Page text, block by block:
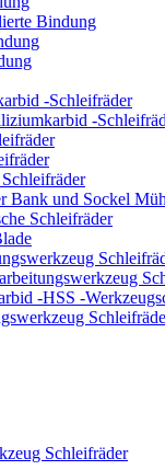
Bindung
-Schleifräder
-
Bank und Sockel
Schleifräder
-HSS -
Schleifräder